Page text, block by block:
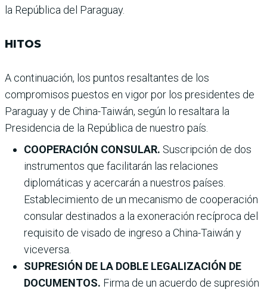
la República del Paraguay.
HITOS
A continuación, los puntos resaltantes de los
compromisos puestos en vigor por los presidentes de
Paraguay y de China-Taiwán, según lo resaltara la
Presidencia de la República de nuestro país.
COOPERACIÓN CONSULAR. Suscripción de dos
instrumentos que facilitarán las relaciones
diplomáticas y acercarán a nuestros países.
Establecimiento de un mecanismo de cooperación
consular destinados a la exoneración recíproca del
requisito de visado de ingreso a China-Taiwán y
viceversa.
SUPRESIÓN DE LA DOBLE LEGALIZACIÓN DE
DOCUMENTOS. Firma de un acuerdo de supresión